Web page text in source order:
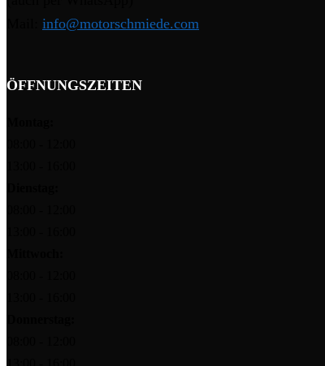
info@motorschmiede.com
ÖFFNUNGSZEITEN